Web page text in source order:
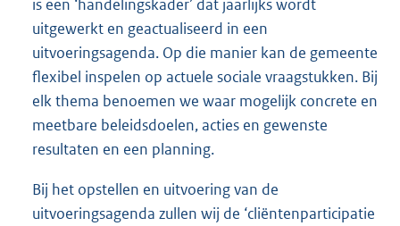
is een ‘handelingskader’ dat jaarlijks wordt
uitgewerkt en geactualiseerd in een
uitvoeringsagenda. Op die manier kan de gemeente
flexibel inspelen op actuele sociale vraagstukken. Bij
elk thema benoemen we waar mogelijk concrete en
meetbare beleidsdoelen, acties en gewenste
resultaten en een planning.
Bij het opstellen en uitvoering van de
uitvoeringsagenda zullen wij de ‘cliëntenparticipatie